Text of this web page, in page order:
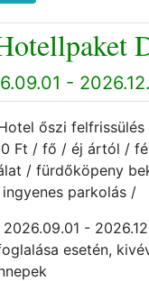
-
őszi felfrissülés
Ft / fő / éj ártól /
/ fürdőköpeny
parkolás /
2026.09.01 -
esetén,